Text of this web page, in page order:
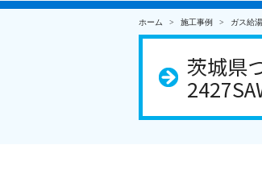
ホーム 施工事例 ガス給
茨城県